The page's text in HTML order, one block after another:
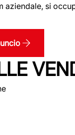
aziendale, si